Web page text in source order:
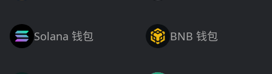
Solana 钱包 BNB 钱包